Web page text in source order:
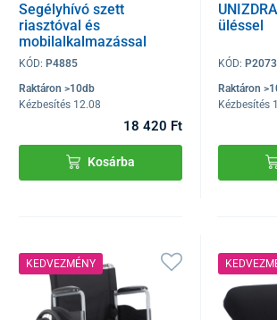
Segélyhívó szett
riasztóval és
mobilalkalmazással
KÓD: P4885
Raktáron >10db
Kézbesítés 12.08
18 420 Ft
Kosárba
üléssel
KÓD: P2073
Raktáron
Kézbesítés
KEDVEZMÉNY